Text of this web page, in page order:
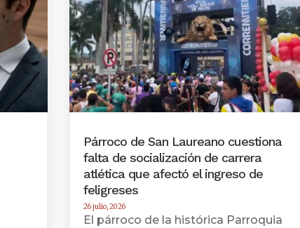
Párroco de San Laureano cuestiona
falta de socialización de carrera
atlética que afectó el ingreso de
feligreses
26 julio, 2026
El párroco de la histórica Parroquia